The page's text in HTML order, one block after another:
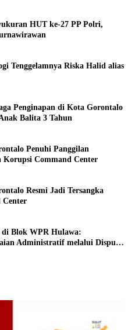
HUT ke-27 PP Polri,
Tenggelamnya Riska Halid alias
Penginapan di Kota Gorontalo
Balita 3 Tahun
Penuhi Panggilan
Command Center
Resmi Jadi Tersangka
Center
di Blok WPR Hulawa:
Administratif melalui Dispute